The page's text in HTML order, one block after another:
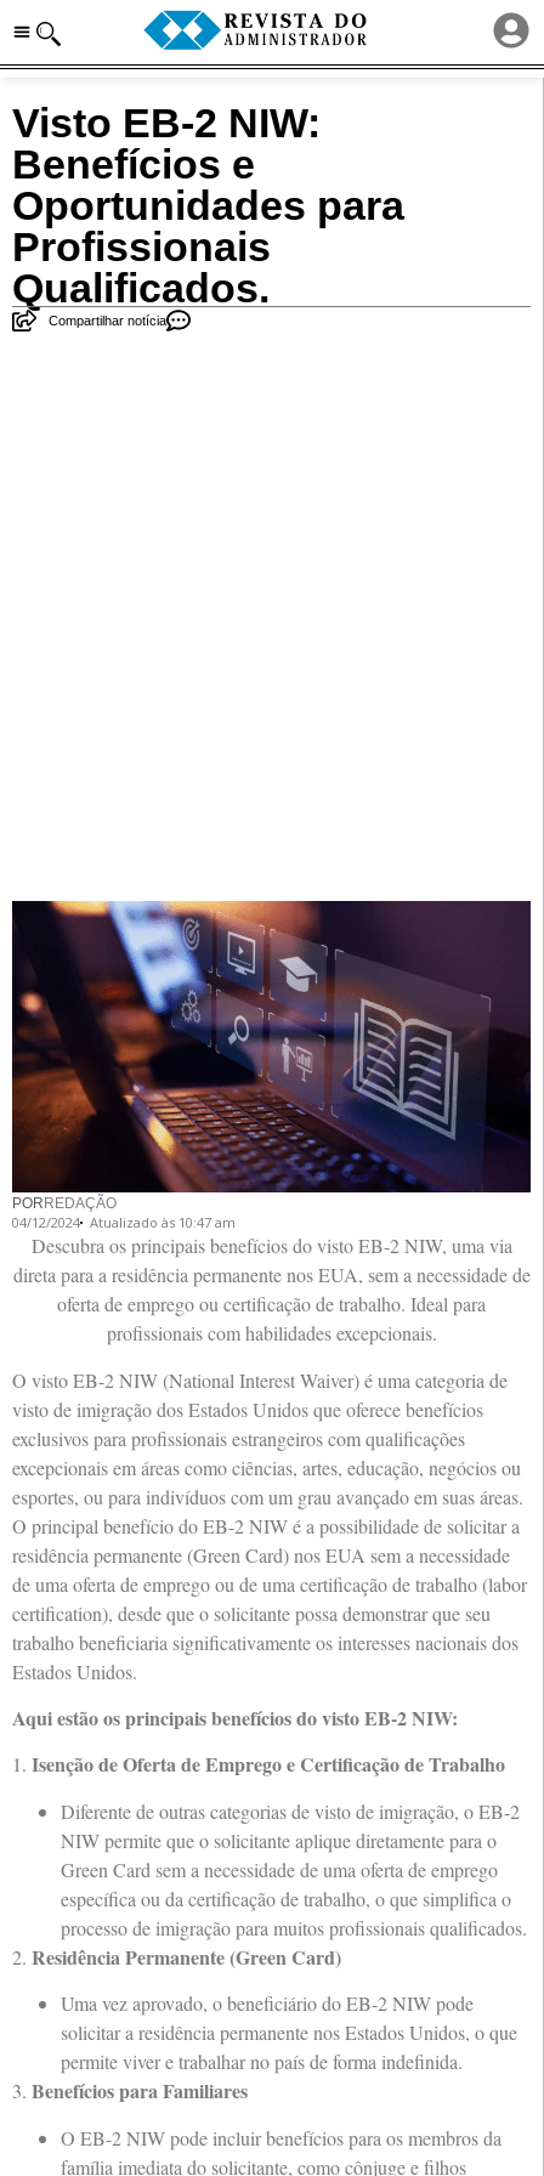
Visto EB-2 NIW:
Benefícios e
Oportunidades para
Profissionais
Qualificados.
Compartilhar notícia
POR REDAÇÃO
04/12/2024 Atualizado às 10:47 am
Descubra os principais benefícios do visto EB-2 NIW, uma via
direta para a residência permanente nos EUA, sem a necessidade de
oferta de emprego ou certificação de trabalho. Ideal para
profissionais com habilidades excepcionais.
O visto EB-2 NIW (National Interest Waiver) é uma categoria de
visto de imigração dos Estados Unidos que oferece benefícios
exclusivos para profissionais estrangeiros com qualificações
excepcionais em áreas como ciências, artes, educação, negócios ou
esportes, ou para indivíduos com um grau avançado em suas áreas.
O principal benefício do EB-2 NIW é a possibilidade de solicitar a
residência permanente (Green Card) nos EUA sem a necessidade
de uma oferta de emprego ou de uma certificação de trabalho (labor
certification), desde que o solicitante possa demonstrar que seu
trabalho beneficiaria significativamente os interesses nacionais dos
Estados Unidos.
Aqui estão os principais benefícios do visto EB-2 NIW:
1. Isenção de Oferta de Emprego e Certificação de Trabalho
Diferente de outras categorias de visto de imigração, o EB-2
NIW permite que o solicitante aplique diretamente para o
Green Card sem a necessidade de uma oferta de emprego
específica ou da certificação de trabalho, o que simplifica o
processo de imigração para muitos profissionais qualificados.
2. Residência Permanente (Green Card)
Uma vez aprovado, o beneficiário do EB-2 NIW pode
solicitar a residência permanente nos Estados Unidos, o que
permite viver e trabalhar no país de forma indefinida.
3. Benefícios para Familiares
O EB-2 NIW pode incluir benefícios para os membros da
família imediata do solicitante, como cônjuge e filhos